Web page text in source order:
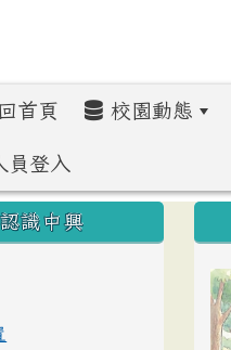
回首頁 校園動態
員登入
:::
認識中興